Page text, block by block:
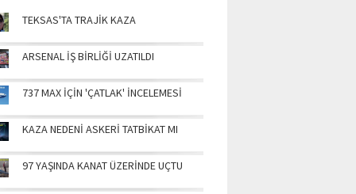
TEKSAS'TA TRAJİK KAZA
ARSENAL İŞ BİRLİĞİ UZATILDI
737 MAX İÇİN 'ÇATLAK' İNCELEMESİ
KAZA NEDENİ ASKERİ TATBİKAT MI
97 YAŞINDA KANAT ÜZERİNDE UÇTU